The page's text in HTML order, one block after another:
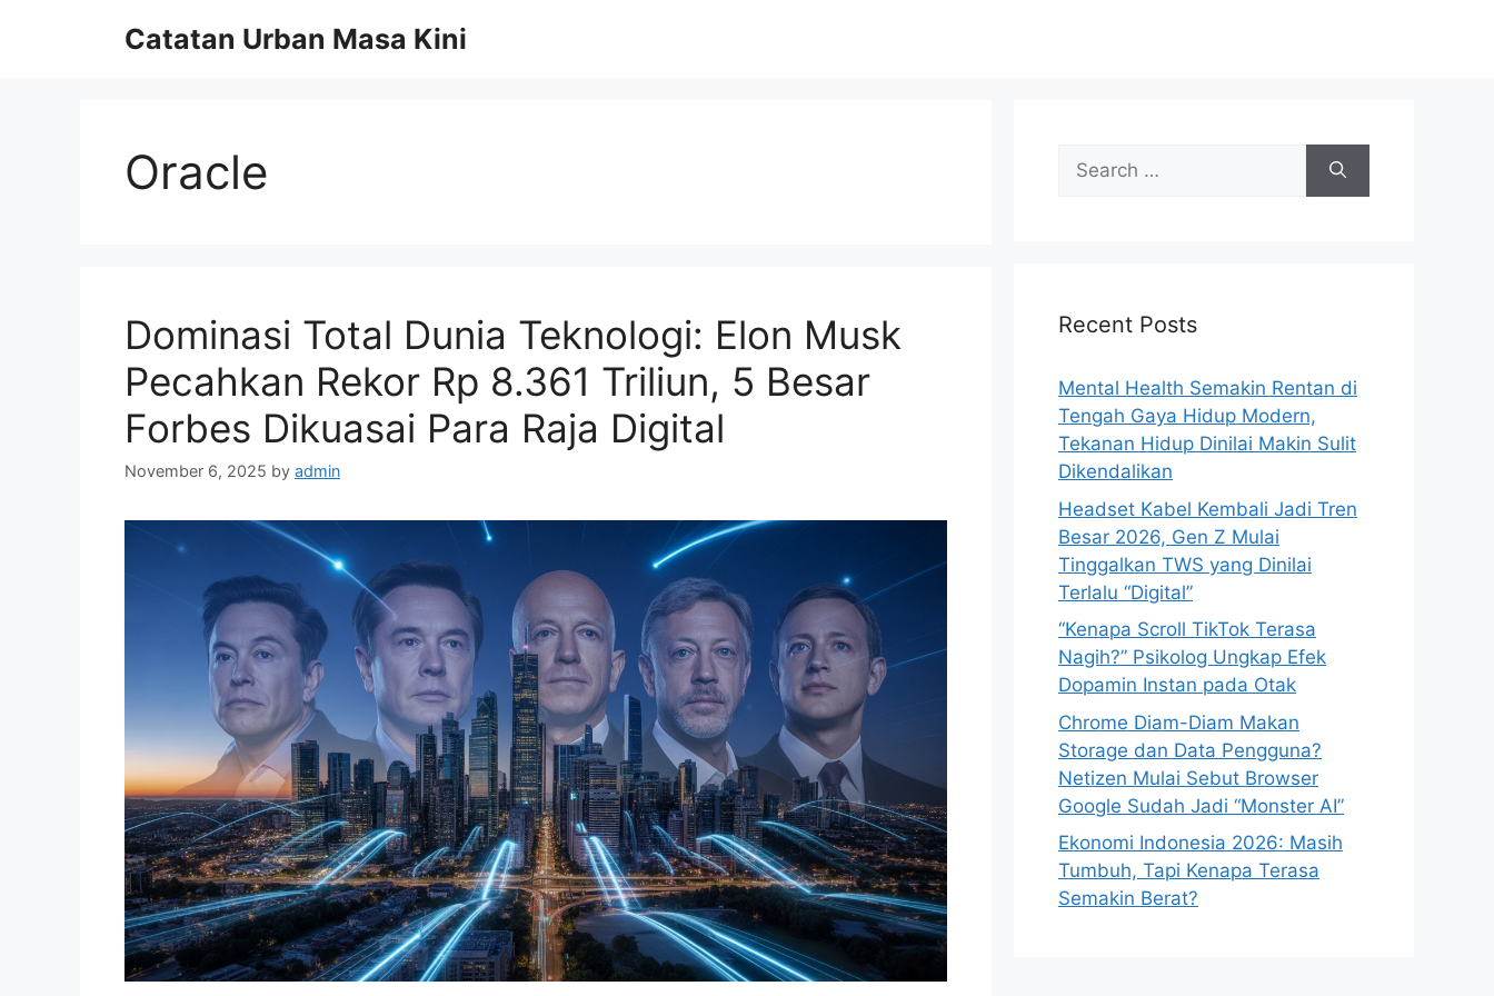
Catatan Urban Masa Kini
Oracle
Dominasi Total Dunia Teknologi: Elon Musk
Pecahkan Rekor Rp 8.361 Triliun, 5 Besar
Forbes Dikuasai Para Raja Digital
November 6, 2025 by admin
f
r
:
Recent Posts
Mental Health Semakin Rentan di
Tengah Gaya Hidup Modern,
Tekanan Hidup Dinilai Makin Sulit
Dikendalikan
Headset Kabel Kembali Jadi Tren
Besar 2026, Gen Z Mulai
Tinggalkan TWS yang Dinilai
Terlalu “Digital”
“Kenapa Scroll TikTok Terasa
Nagih?” Psikolog Ungkap Efek
Dopamin Instan pada Otak
Chrome Diam-Diam Makan
Storage dan Data Pengguna?
Netizen Mulai Sebut Browser
Google Sudah Jadi “Monster AI”
Ekonomi Indonesia 2026: Masih
Tumbuh, Tapi Kenapa Terasa
Semakin Berat?